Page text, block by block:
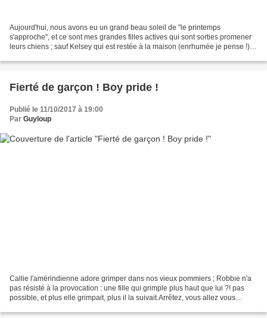
Aujourd'hui, nous avons eu un grand beau soleil de "le printemps
s'approche", et ce sont mes grandes filles actives qui sont sorties promener
leurs chiens ; sauf Kelsey qui est restée à la maison (enrhumée je pense !).
Fierté de garçon ! Boy pride !
Publié le 11/10/2017 à 19:00
Par Guyloup
Callie l'amérindienne adore grimper dans nos vieux pommiers ; Robbie n'a
pas résisté à la provocation : une fille qui grimple plus haut que lui ?! pas
possible, et plus elle grimpait, plus il la suivait.Arrêtez, vous allez vous